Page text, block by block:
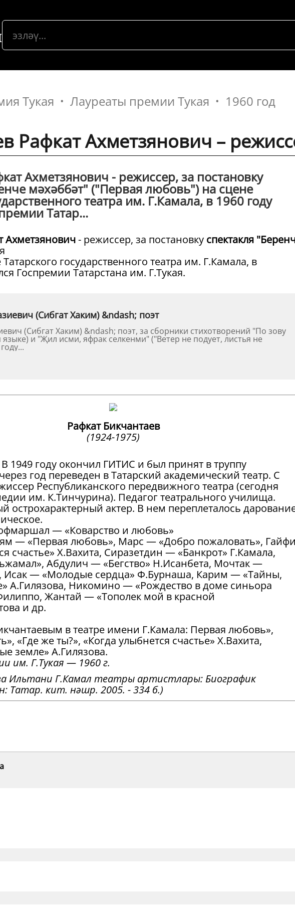
Тукая Лауреаты премии Тукая 1960 год
Рафкат Ахметзянович –
Ахметзянович - режиссер, за постановку
мәхәббәт" ("Первая любовь") на сцене
театра им. Г.Камала, в 1960 году
Татар...
Ахметзянович- режиссер, за постановку спектакля
государственного театра им. Г.Камала, в
Госпремии Татарстана им. Г.Тукая.
(Сибгат Хаким) &ndash; поэт
(Сибгат Хаким) &ndash; поэт, за сборники стихотворений "По зову
и "Җил исми, яфрак селкенми" ("Ветер не подует, листья не
Рафкат Бикчантаев
(1924-1975)
1949 году окончил ГИТИС и был принят в труппу
год переведен в Татарский академический театр. С
Республиканского передвижного театра (сегодня
им. К.Тинчурина). Педагог театрального училища.
острохарактерный актер. В нем переплеталось
— «Коварство и любовь»
— «Первая любовь», Марс — «Добро пожаловать»,
счастье» Х.Вахита, Сиразетдин — «Банкрот» Г.Камала,
Абдулич — «Бегство» Н.Исанбета, Мочтак —
Исак — «Молодые сердца» Ф.Бурнаша, Карим — «Тайны,
А.Гилязова, Никомино — «Рождество в доме синьора
Жантай — «Тополек мой в красной
и др.
в театре имени Г.Камала: Первая любовь»,
«Где же ты?», «Когда улыбнется счастье» Х.Вахита,
земле» А.Гилязова.
им. Г.Тукая — 1960 г.
Ильтани Г.Камал театры артистлары: Биографик
Татар. кит. нәшр. 2005. - 334 б.)